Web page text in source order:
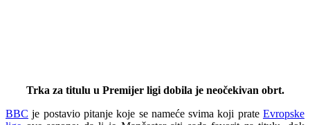
Trka za titulu u Premijer ligi dobila je neočekivan obrt.
BBC je postavio pitanje koje se nameće svima koji prate Evropske